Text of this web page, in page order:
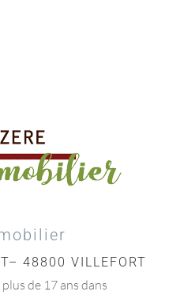
48800 VILLEFORT
de 17 ans dans